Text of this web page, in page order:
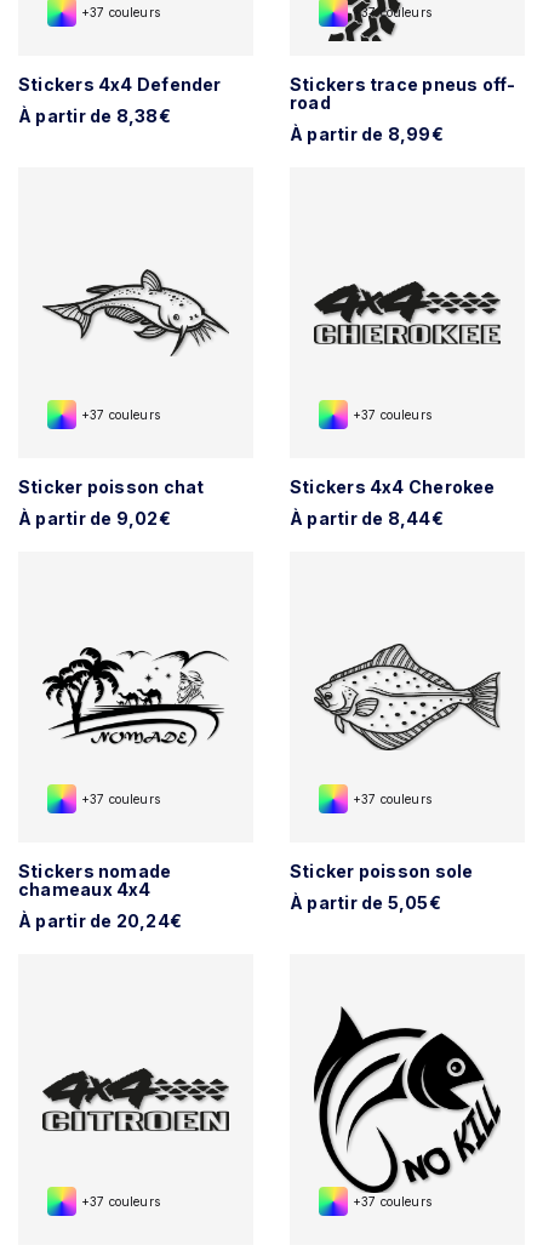
+37 couleurs
Stickers 4x4 Defender
À partir de 8,38€
+37 couleurs
Stickers trace pneus off-
road
À partir de 8,99€
+37 couleurs
Sticker poisson chat
À partir de 9,02€
+37 couleurs
Stickers 4x4 Cherokee
À partir de 8,44€
+37 couleurs
Stickers nomade
chameaux 4x4
À partir de 20,24€
+37 couleurs
Sticker poisson sole
À partir de 5,05€
+37 couleurs +37 couleurs